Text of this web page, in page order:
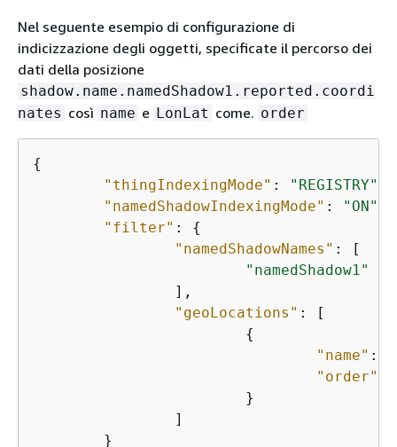
Nel seguente esempio di configurazione di
indicizzazione degli oggetti, specificate il percorso dei
dati della posizione
shadow.name.namedShadow1.reported.coordi
nates così name e LonLat come. order
{
"thingIndexingMode" : "REGISTRY"
"namedShadowIndexingMode" : "ON"
"filter" : {
"namedShadowNames" : [
"namedShadow1"
"geoLocations" : [
{
"name" :
"order"